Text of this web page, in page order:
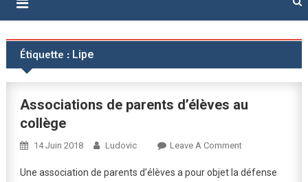
Vittel (Vosges)
Étiquette : Lipe
Associations de parents d’élèves au
collège
14 Juin 2018 Ludovic Leave A CommentOn
De
Une association de parents d’élèves a pour objet la défense